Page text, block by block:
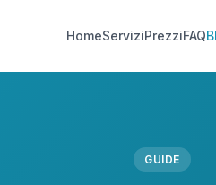
HomeServiziPrezziFAQ
GUIDE